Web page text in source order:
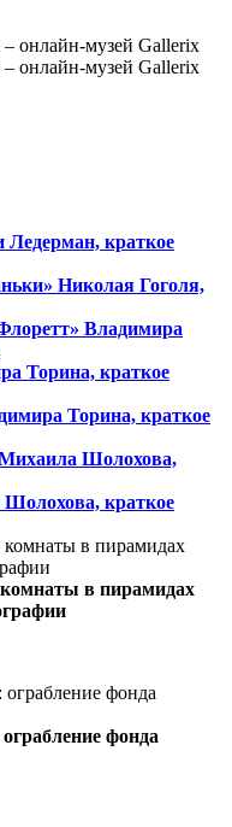
Ледерман, краткое
Николая Гоголя,
Владимира
Торина, краткое
Торина, краткое
Шолохова,
Шолохова, краткое
в пирамидах
фонда